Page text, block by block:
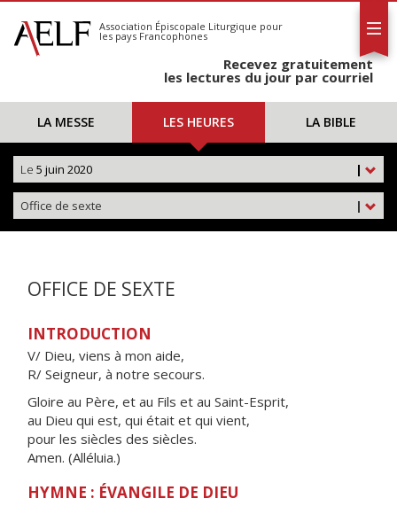
S'abonner
Calendrier
Association Épiscopale Liturgique pour
les pays Francophones
Recevez gratuitement
les lectures du jour par courriel
LA MESSE LES HEURES LA BIBLE
|
Le 5 juin 2020
|
Office de sexte
OFFICE DE SEXTE
INTRODUCTION
V/ Dieu, viens à mon aide,
R/ Seigneur, à notre secours.
Gloire au Père, et au Fils et au Saint-Esprit,
au Dieu qui est, qui était et qui vient,
pour les siècles des siècles.
Amen. (Alléluia.)
HYMNE : ÉVANGILE DE DIEU